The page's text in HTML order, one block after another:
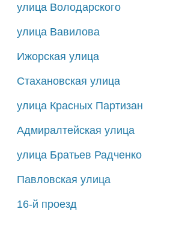
улица Володарского
улица Вавилова
Ижорская улица
Стахановская улица
улица Красных Партизан
Адмиралтейская улица
улица Братьев Радченко
Павловская улица
16-й проезд